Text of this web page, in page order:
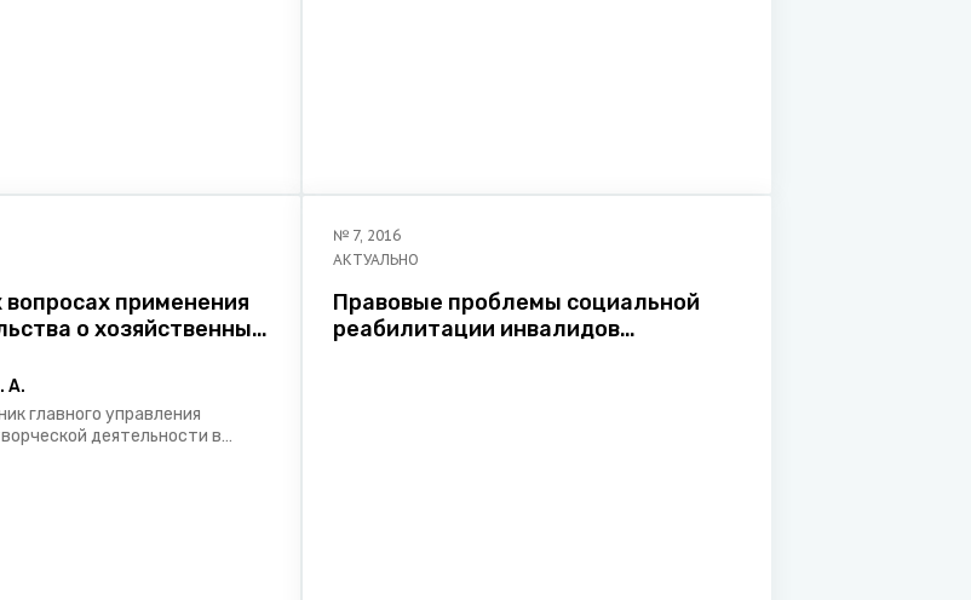
применения
о хозяйственных
его
А.
главного управления
деятельности в
№ 7, 2016
АКТУАЛЬНО
Правовые проблемы социальной
реабилитации инвалидов